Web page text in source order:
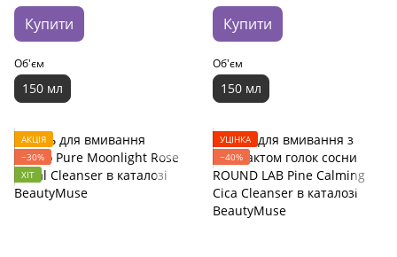
Купити
Об'єм
150 мл
Купити
Об'єм
150 мл
АКЦІЯ
−30%
ХІТ
УЦІНКА
−40%